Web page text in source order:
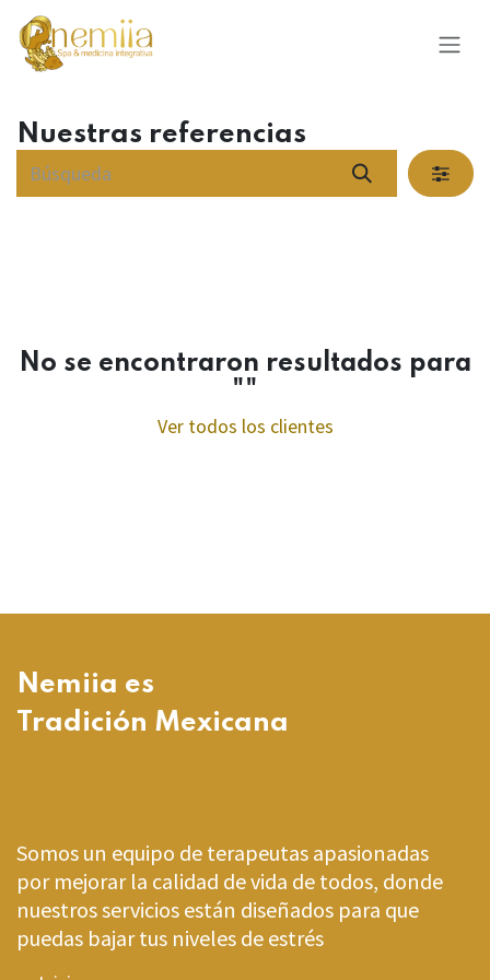
Ir al contenido
Nuestras referencias
No se encontraron resultados para
""
Ver todos los clientes
Nemiia es
Tradición Mexicana
Somos un equipo de terapeutas apasionadas
por mejorar la calidad de vida de todos, donde
nuestros servicios están diseñados para que
puedas bajar tus niveles de estrés